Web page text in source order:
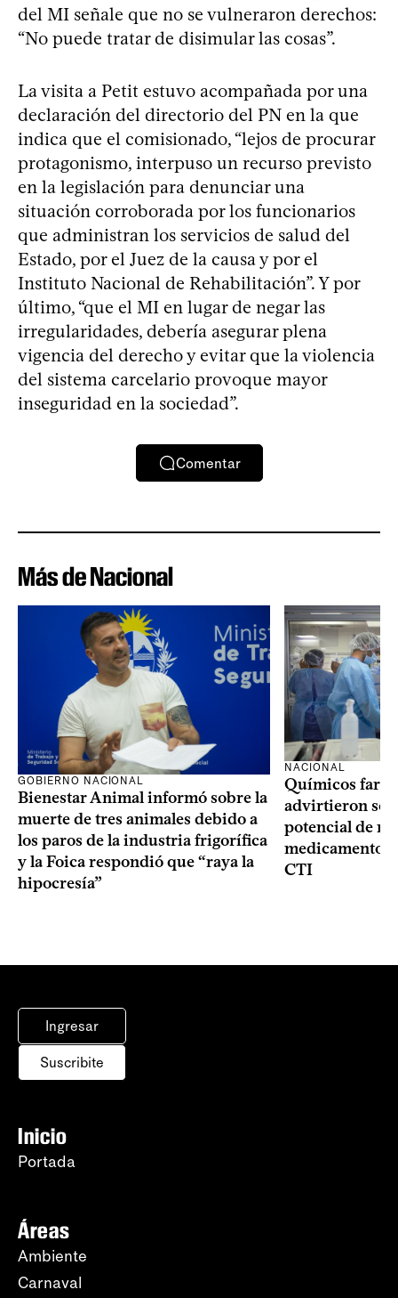
del MI señale que no se vulneraron derechos:
“No puede tratar de disimular las cosas”.
La visita a Petit estuvo acompañada por una
declaración del directorio del PN en la que
indica que el comisionado, “lejos de procurar
protagonismo, interpuso un recurso previsto
en la legislación para denunciar una
situación corroborada por los funcionarios
que administran los servicios de salud del
Estado, por el Juez de la causa y por el
Instituto Nacional de Rehabilitación”. Y por
último, “que el MI en lugar de negar las
irregularidades, debería asegurar plena
vigencia del derecho y evitar que la violencia
del sistema carcelario provoque mayor
inseguridad en la sociedad”.
Comentar
Más de Nacional
GOBIERNO NACIONAL
Bienestar Animal informó sobre la
muerte de tres animales debido a
los paros de la industria frigorífica
y la Foica respondió que “raya la
hipocresía”
NACIONAL
Químicos
advirtieron
potencial de
medicamentos
CTI
Ingresar
Suscribite
Inicio
Portada
Áreas
Ambiente
Carnaval